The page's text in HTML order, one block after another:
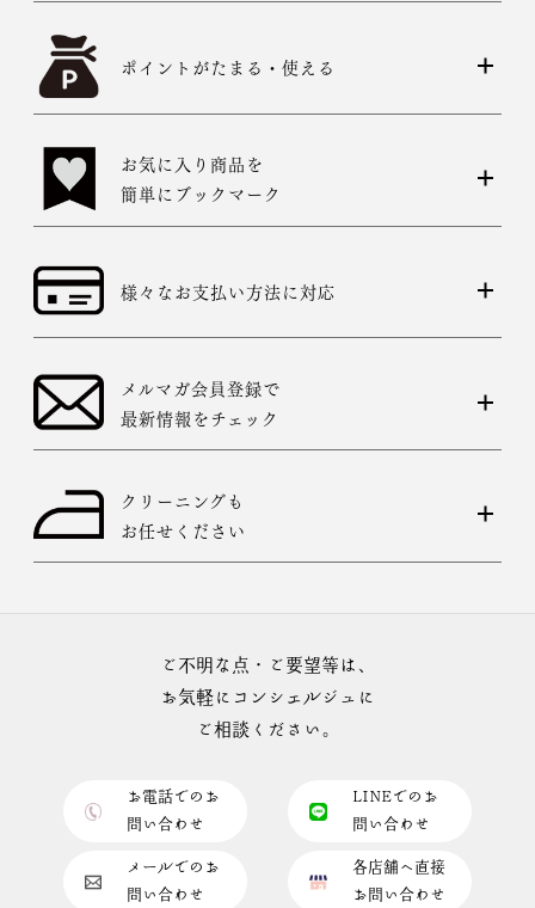
ポイントがたまる・使える
お気に入り商品を
簡単にブックマーク
様々なお支払い方法に対応
メルマガ会員登録で
最新情報をチェック
クリーニングも
お任せください
ご不明な点・ご要望等は、
お気軽にコンシェルジュに
ご相談ください。
お電話でのお
問い合わせ
LINEでのお
問い合わせ
メールでのお
問い合わせ
各店舗へ直接
お問い合わせ